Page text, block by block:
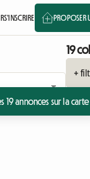
S'INSCRIRE PROPOSER
19
+
19 annonces sur la carte